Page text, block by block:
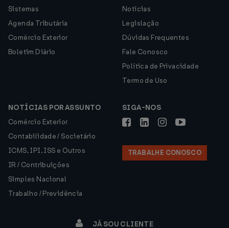
Sistemas
Agenda Tributária
Comércio Exterior
Boletim Diário
Notícias
Legislação
Dúvidas Frequentes
Fale Conosco
Política de Privacidade
Termo de Uso
NOTÍCIAS POR ASSUNTO
Comércio Exterior
Contabilidade / Societário
ICMS, IPI, ISS e Outros
IR / Contribuições
Simples Nacional
Trabalho / Previdência
SIGA-NOS
TRABALHE CONOSCO
JÁ SOU CLIENTE